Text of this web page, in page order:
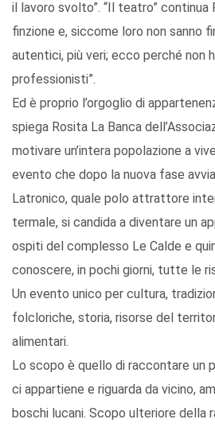
il lavoro svolto”. “Il teatro” continua
finzione e, siccome loro non sanno
autentici, più veri; ecco perché non
professionisti”.
Ed è proprio l’orgoglio di
spiega Rosita La Banca
motivare un’intera popolazione a
evento che dopo la nuova fase
Latronico, quale polo attrattore
termale, si candida a diventare un
ospiti del complesso Le Calde e
conoscere, in pochi giorni, tutte le
Un evento unico per cultura,
folcloriche, storia, risorse del
alimentari.
Lo scopo è quello di raccontare un
ci appartiene e riguarda da vicino,
boschi lucani. Scopo ulteriore della